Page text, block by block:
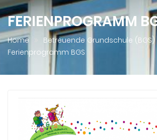
FERIENPROGRAMM
Home
Betreuende Grundschule (BGS)
Ferienprogramm BGS